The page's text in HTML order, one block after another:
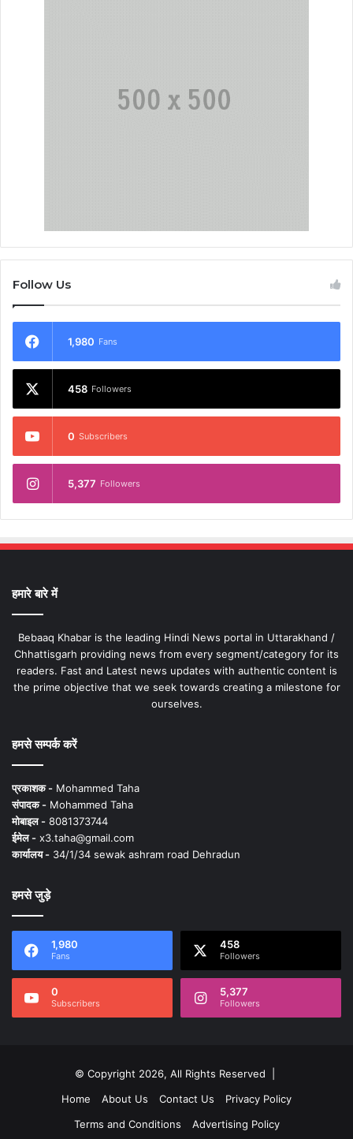
Follow Us
1,980 Fans
458 Followers
0 Subscribers
5,377 Followers
हमारे बारे में
Bebaaq Khabar is the leading Hindi News portal in Uttarakhand /
Chhattisgarh providing news from every segment/category for its
readers. Fast and Latest news updates with authentic content is
the prime objective that we seek towards creating a milestone for
ourselves.
हमसे सम्पर्क करें
प्रकाशक - Mohammed Taha
संपादक - Mohammed Taha
मोबाइल - 8081373744
ईमेल - x3.taha@gmail.com
कार्यालय - 34/1/34 sewak ashram road Dehradun
हमसे जुड़े
1,980
Fans
458
Followers
0
Subscribers
5,377
Followers
© Copyright 2026, All Rights Reserved |
Home
About Us Contact Us
Privacy Policy
Terms and Conditions
Advertising Policy